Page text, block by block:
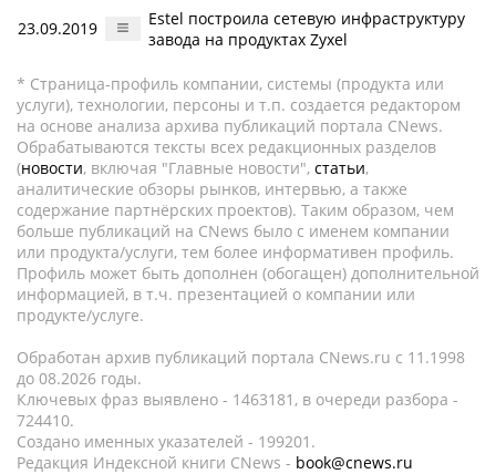
23.09.2019
Estel построила сетевую инфраструктуру
завода на продуктах Zyxel
* Страница-профиль компании, системы (продукта или
услуги), технологии, персоны и т.п. создается редактором
на основе анализа архива публикаций портала CNews.
Обрабатываются тексты всех редакционных разделов
(новости, включая "Главные новости", статьи,
аналитические обзоры рынков, интервью, а также
содержание партнёрских проектов). Таким образом, чем
больше публикаций на CNews было с именем компании
или продукта/услуги, тем более информативен профиль.
Профиль может быть дополнен (обогащен) дополнительной
информацией, в т.ч. презентацией о компании или
продукте/услуге.
Обработан архив публикаций портала CNews.ru c 11.1998
до 08.2026 годы.
Ключевых фраз выявлено - 1463181, в очереди разбора -
724410.
Создано именных указателей - 199201.
Редакция Индексной книги CNews - book@cnews.ru